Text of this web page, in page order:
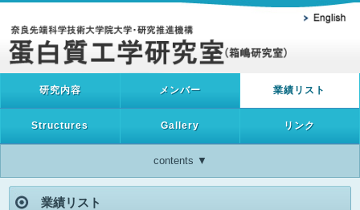
研究内容 メンバー 業績リスト
Structures Gallery リンク
contents ▼
業績リスト